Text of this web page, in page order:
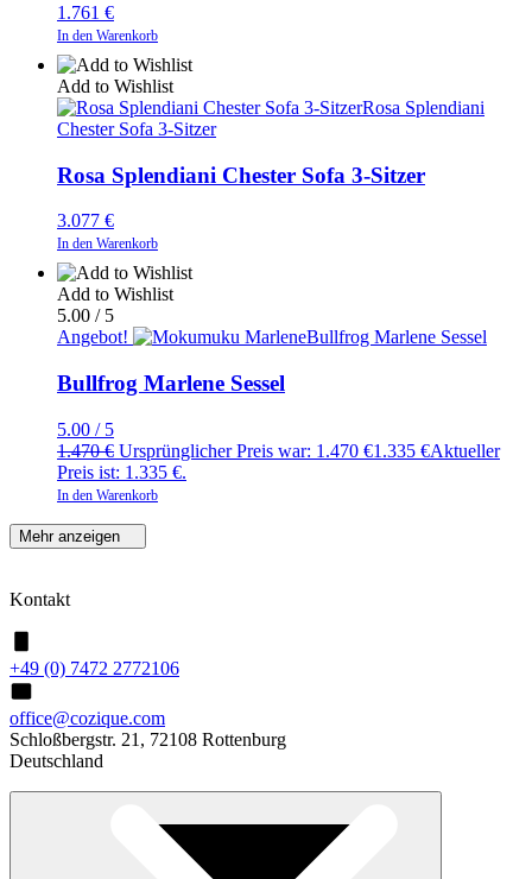
1.761 €
In den Warenkorb
Add to Wishlist
Rosa Splendiani
Chester Sofa 3-Sitzer
Rosa Splendiani Chester Sofa 3-Sitzer
3.077 €
In den Warenkorb
Add to Wishlist
5.00 / 5
Angebot!
Bullfrog Marlene Sessel
Bullfrog Marlene Sessel
5.00 / 5
1.470€ Ursprünglicher Preis war: 1.470 €1.335 €Aktueller
Preis ist: 1.335 €.
In den Warenkorb
Mehr anzeigen
Kontakt
+49 (0) 7472 2772106
office@cozique.com
Schloßbergstr. 21, 72108 Rottenburg
Deutschland